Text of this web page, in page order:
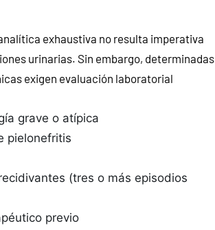
exhaustiva no resulta imperativa
urinarias. Sin embargo, determinadas
exigen evaluación laboratorial
grave o atípica
pielonefritis
(tres o más episodios
previo